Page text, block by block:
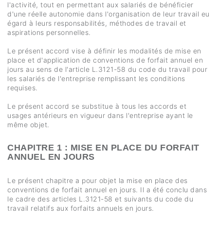
l'activité, tout en permettant aux salariés de bénéficier
d'une réelle autonomie dans l'organisation de leur travail eu
égard à leurs responsabilités, méthodes de travail et
aspirations personnelles.
Le présent accord vise à définir les modalités de mise en
place et d'application de conventions de forfait annuel en
jours au sens de l'article L.3121-58 du code du travail pour
les salariés de l'entreprise remplissant les conditions
requises.
Le présent accord se substitue à tous les accords et
usages antérieurs en vigueur dans l'entreprise ayant le
même objet.
CHAPITRE 1 : MISE EN PLACE DU FORFAIT
ANNUEL EN JOURS
Le présent chapitre a pour objet la mise en place des
conventions de forfait annuel en jours. Il a été conclu dans
le cadre des articles L.3121-58 et suivants du code du
travail relatifs aux forfaits annuels en jours.